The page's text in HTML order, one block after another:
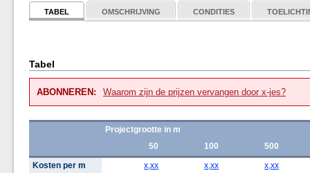
TABEL OMSCHRIJVING CONDITIES
Tabel
ABONNEREN: Waarom zijn de prijzen vervangen door x-jes?
Projectgrootte in m
50
100
500
Kosten per m
x,xx x,xx x,xx